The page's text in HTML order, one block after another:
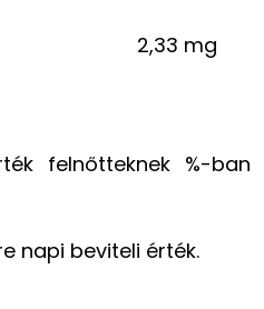
2,33 mg
felnőtteknek %-ban
napi beviteli érték.